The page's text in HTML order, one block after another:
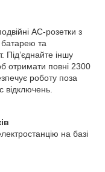
AC-розетки з
та
іншу
отримати повні 2300
роботу поза
на базі